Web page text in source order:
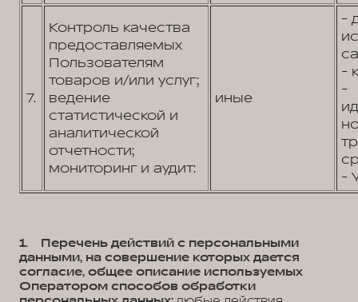
7.
Контроль качества
предоставляемых
Пользователям
товаров и/или услуг;
ведение
статистической и
аналитической
отчетности;
мониторинг и аудит:
иные
-
-
-
-
1. Перечень действий с персональными
данными, на совершение которых дается
согласие, общее описание используемых
Оператором способов обработки